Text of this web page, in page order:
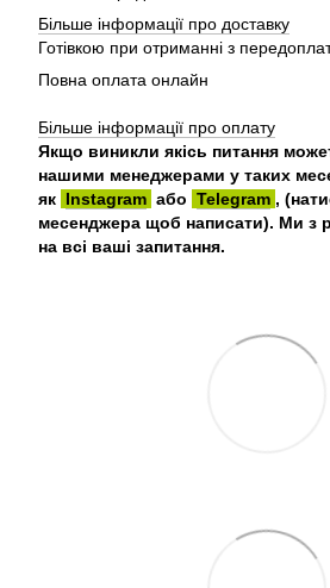
Більше інформації про доставку
Готівкою при отриманні з
Повна оплата онлайн
Більше інформації про оплату
Якщо виникли якісь питання
нашими менеджерами у таких
як Instagram або Telegram ,
месенджера щоб написати). Ми з
на всі ваші запитання.